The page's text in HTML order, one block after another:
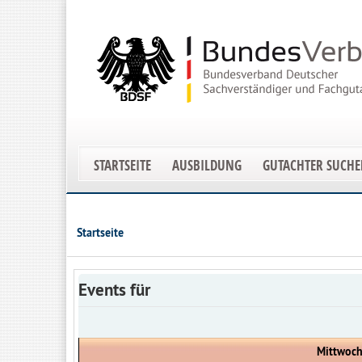
STARTSEITE AUSBILDUNG GUTACHTER
Startseite
Events für